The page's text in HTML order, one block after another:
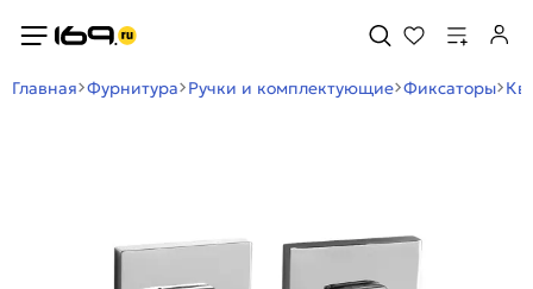
Главная Фурнитура Ручки и комплектующие Фиксаторы